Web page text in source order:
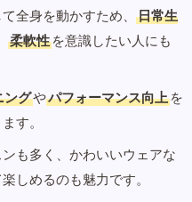
全身を動かすため、
日常生
柔軟性 を意識したい人にも
ングやパフォーマンス向上 を
す。
も多く、かわいいウェアな
しめるのも魅力です。